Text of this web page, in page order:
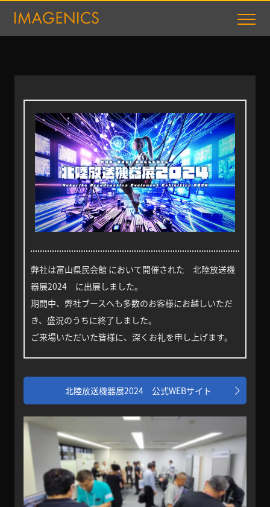
弊社は富山県民会館 において開催された 北陸放送機
器展2024 に出展しました。
期間中、弊社ブースへも多数のお客様にお越しいただ
き、盛況のうちに終了しました。
ご来場いただいた皆様に、深くお礼を申し上げます。
北陸放送機器展2024 公式WEBサイト